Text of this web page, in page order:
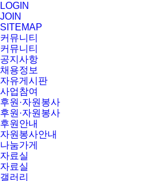
LOGIN
JOIN
SITEMAP
커뮤니티
커뮤니티
공지사항
채용정보
자유게시판
사업참여
후원·자원봉사
후원·자원봉사
후원안내
자원봉사안내
나눔가게
자료실
자료실
갤러리